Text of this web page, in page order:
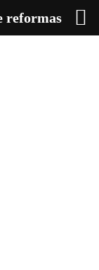
reformas